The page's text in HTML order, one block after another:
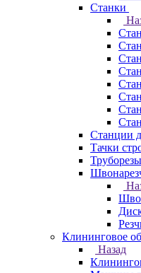
Станки
Станции
Тачки
Труборезы
Клининговое
Назад